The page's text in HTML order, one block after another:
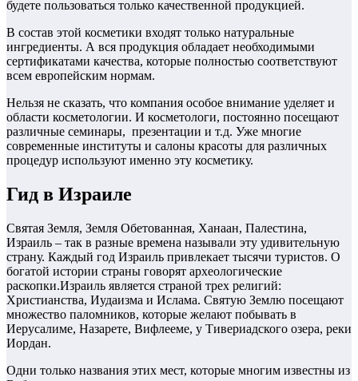
будете пользоваться только качественной продукцией.
В состав этой косметики входят только натуральные
ингредиенты. А вся продукция обладает необходимыми
сертификатами качества, которые полностью соответствуют
всем европейским нормам.
Нельзя не сказать, что компания особое внимание уделяет и
области косметологии. И косметологи, постоянно посещают
различные семинары, презентации и т.д. Уже многие
современные институты и салоны красоты для различных
процедур используют именно эту косметику.
Гид в Израиле
Святая Земля, Земля Обетованная, Ханаан, Палестина,
Израиль – так в разные времена называли эту удивительную
страну. Каждый год Израиль привлекает тысячи туристов. О
богатой истории страны говорят археологические
раскопки.Израиль является страной трех религий:
Христианства, Иудаизма и Ислама. Святую Землю посещают
множество паломников, которые желают побывать в
Иерусалиме, Назарете, Вифлееме, у Тивериадского озера, реки
Иордан.
Одни только названия этих мест, которые многим известны из